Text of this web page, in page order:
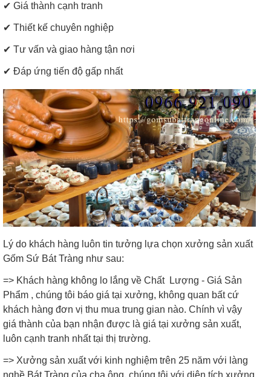
✔ Giá thành cạnh tranh
✔ Thiết kế chuyên nghiệp
✔ Tư vấn và giao hàng tận nơi
✔ Đáp ứng tiến độ gấp nhất
Lý do khách hàng luôn tin tưởng lựa chọn xưởng sản xuất
Gốm Sứ Bát Tràng như sau:
=> Khách hàng không lo lắng về Chất Lượng - Giá Sản
Phẩm , chúng tôi báo giá tại xưởng, không quan bất cứ
khách hàng đơn vị thu mua trung gian nào. Chính vì vậy
giá thành của bạn nhận được là giá tại xưởng sản xuất,
luôn cạnh tranh nhất tại thị trường.
=> Xưởng sản xuất với kinh nghiệm trên 25 năm với làng